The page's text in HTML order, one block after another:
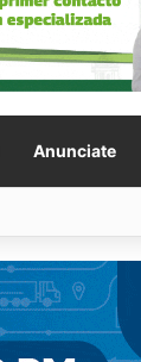
Anunciate